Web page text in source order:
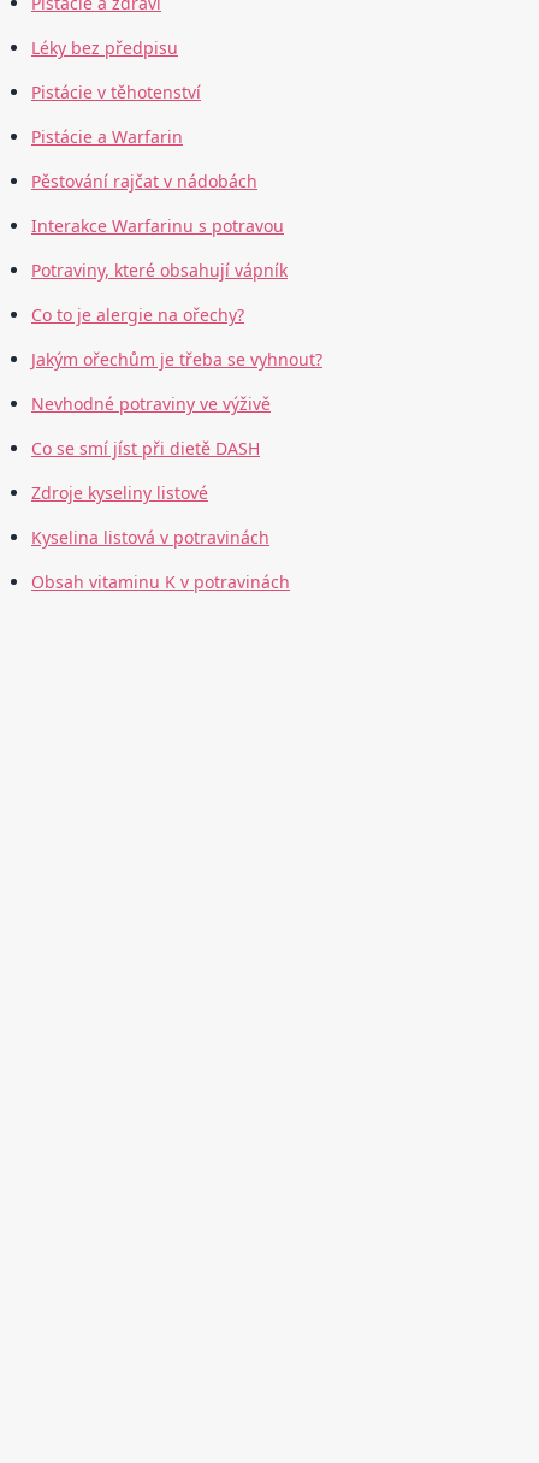
Léky bez předpisu
Pistácie v těhotenství
Pistácie a Warfarin
Pěstování rajčat v nádobách
Interakce Warfarinu s potravou
Potraviny, které obsahují vápník
Co to je alergie na ořechy?
Jakým ořechům je třeba se vyhnout?
Nevhodné potraviny ve výživě
Co se smí jíst při dietě DASH
Zdroje kyseliny listové
Kyselina listová v potravinách
Obsah vitaminu K v potravinách